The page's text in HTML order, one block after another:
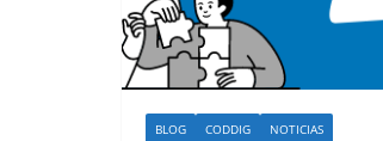
BLOG CODDIG NOTICIAS